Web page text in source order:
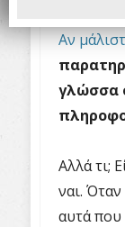
Αν
γλώσσα
Αλλά τι;
ναι.
αυτά που